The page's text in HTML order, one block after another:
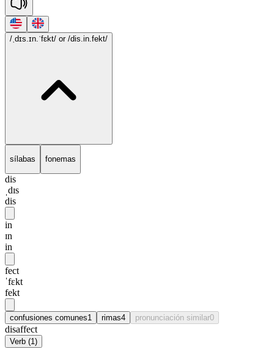
/ˌdɪs.ɪn.ˈfɛkt/ or /dis.in.fekt/
sílabas fonemas
dis
ˌdɪs
dis
in
ɪn
in
fect
ˈfɛkt
fekt
confusiones comunes1 rimas4 pronunciación similar0
disaffect
Verb (1)